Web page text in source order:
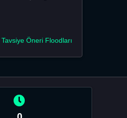
Tavsiye Öneri Floodları